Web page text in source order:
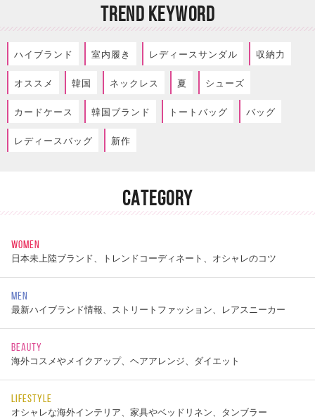
TREND KEYWORD
ハイブランド 室内履き レディースサンダル 収納力
オススメ 韓国 ネックレス 夏 シューズ
カードケース 韓国ブランド トートバッグ バッグ
レディースバッグ 新作
CATEGORY
WOMEN
日本未上陸ブランド、トレンドコーディネート、オシャレのコツ
MEN
最新ハイブランド情報、ストリートファッション、レアスニーカー
BEAUTY
海外コスメやメイクアップ、ヘアアレンジ、ダイエット
LIFESTYLE
オシャレな海外インテリア、家具やベッドリネン、タンブラー